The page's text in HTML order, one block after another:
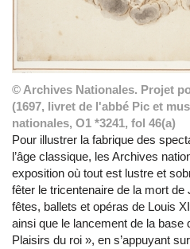
© Archives Nationales. Projet
(1697, livret de l'abbé Pic et
nationales, O1 *3241, fol 46(a)
Pour illustrer la fabrique des
l’âge classique, les Archives
exposition où tout est lustre et
fêter le tricentenaire de la mort
fêtes, ballets et opéras de Louis
ainsi que le lancement de la base
Plaisirs du roi », en s’appuyant